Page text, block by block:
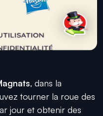
, dans la
tourner la roue des
jour et obtenir des